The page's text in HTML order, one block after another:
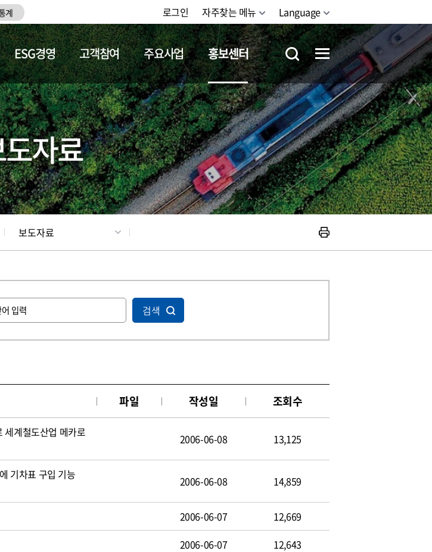
계 로그인 자주찾는 메뉴 Language
ESG경영 고객참여 주요사업 홍보센터
리 기차소개 철도체험
자료
보도자료
검색
파일 작성일 조회수
세계철도산업 메카로
2006-06-08 13,125
기차표 구입 기능
2006-06-08 14,859
2006-06-07
12,669
2006-06-07
12,643